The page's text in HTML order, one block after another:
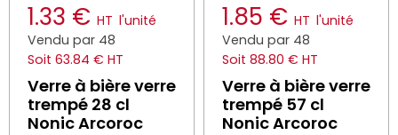
1.33 € HT l'unité
Vendu par 48
Soit 63.84 € HT
Verre à bière verre
trempé 28 cl
Nonic Arcoroc
1.85 € HT l'unité
Vendu par 48
Soit 88.80 € HT
Verre à bière verre
trempé 57 cl
Nonic Arcoroc